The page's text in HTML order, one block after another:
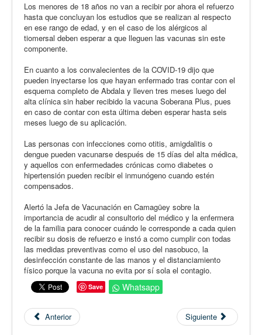
Los menores de 18 años no van a recibir por ahora el refuerzo
hasta que concluyan los estudios que se realizan al respecto
en ese rango de edad, y en el caso de los alérgicos al
tiomersal deben esperar a que lleguen las vacunas sin este
componente.
En cuanto a los convalecientes de la COVID-19 dijo que
pueden inyectarse los que hayan enfermado tras contar con el
esquema completo de Abdala y lleven tres meses luego del
alta clínica sin haber recibido la vacuna Soberana Plus, pues
en caso de contar con esta última deben esperar hasta seis
meses luego de su aplicación.
Las personas con infecciones como otitis, amigdalitis o
dengue pueden vacunarse después de 15 días del alta médica,
y aquellos con enfermedades crónicas como diabetes o
hipertensión pueden recibir el inmunógeno cuando estén
compensados.
Alertó la Jefa de Vacunación en Camagüey sobre la
importancia de acudir al consultorio del médico y la enfermera
de la familia para conocer cuándo le corresponde a cada quien
recibir su dosis de refuerzo e instó a como cumplir con todas
las medidas preventivas como el uso del nasobuco, la
desinfección constante de las manos y el distanciamiento
físico porque la vacuna no evita por sí sola el contagio.
Save Whatsapp
Anterior Siguiente